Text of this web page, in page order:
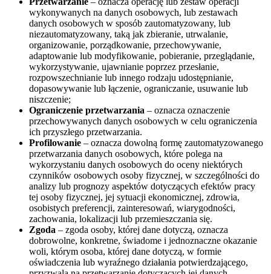
wykonywanych na danych osobowych, lub zestawach
danych osobowych w sposób zautomatyzowany, lub
niezautomatyzowany, taką jak zbieranie, utrwalanie,
organizowanie, porządkowanie, przechowywanie,
adaptowanie lub modyfikowanie, pobieranie, przeglądanie,
wykorzystywanie, ujawnianie poprzez przesłanie,
rozpowszechnianie lub innego rodzaju udostępnianie,
dopasowywanie lub łączenie, ograniczanie, usuwanie lub
niszczenie;
Ograniczenie przetwarzania – oznacza oznaczenie
przechowywanych danych osobowych w celu ograniczenia
ich przyszłego przetwarzania.
Profilowanie – oznacza dowolną formę zautomatyzowanego
przetwarzania danych osobowych, które polega na
wykorzystaniu danych osobowych do oceny niektórych
czynników osobowych osoby fizycznej, w szczególności do
analizy lub prognozy aspektów dotyczących efektów pracy
tej osoby fizycznej, jej sytuacji ekonomicznej, zdrowia,
osobistych preferencji, zainteresowań, wiarygodności,
zachowania, lokalizacji lub przemieszczania się.
Zgoda – zgoda osoby, której dane dotyczą, oznacza
dobrowolne, konkretne, świadome i jednoznaczne okazanie
woli, którym osoba, której dane dotyczą, w formie
oświadczenia lub wyraźnego działania potwierdzającego,